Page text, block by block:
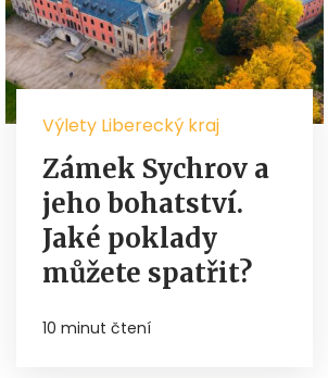
Výlety Liberecký kraj
Zámek Sychrov a
jeho bohatství.
Jaké poklady
můžete spatřit?
10 minut čtení